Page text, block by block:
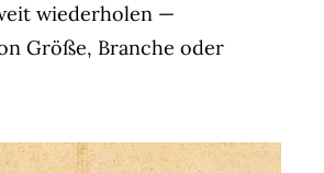
wiederholen —
Größe, Branche oder